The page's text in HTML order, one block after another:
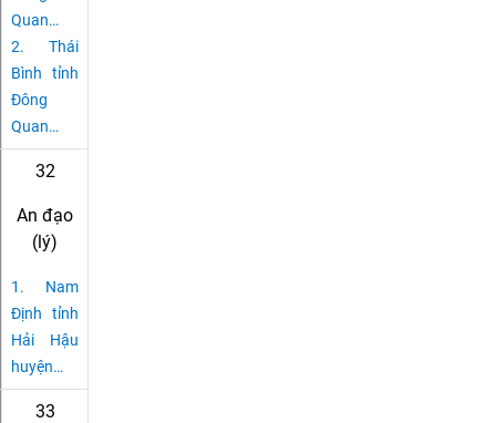
Quan…
2. Thái
Bình tỉnh
Đông
Quan…
32
An đạo
(lý)
1. Nam
Định tỉnh
Hải Hậu
huyện…
33